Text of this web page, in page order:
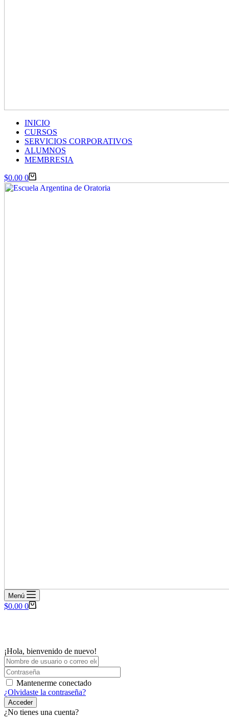
INICIO
CURSOS
SERVICIOS CORPORATIVOS
ALUMNOS
MEMBRESIA
Carro
de
$0.00 0
Menú
Carro
$0.00 0
¡Hola, bienvenido de nuevo!
Mantenerme conectado
¿Olvidaste la contraseña?
Acceder
¿No tienes una cuenta?